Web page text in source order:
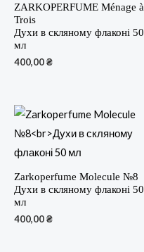
ZARKOPERFUME Ménage à
Trois
Духи в скляному флаконі 50
мл
400,00₴
Zarkoperfume Molecule №8
Духи в скляному флаконі 50
мл
400,00₴